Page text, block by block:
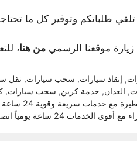
طلباتكم وتوفير كل ما
زيارة موقعنا الرسمي من هنا،
, إنقاذ سيارات, سحب سيارات, نقل
, العدان, خدمة كرين, سحب سيارات,
خدمات سريعة وقوية 24 ساعة في اليوم 92220007
24 ساعة يومياً اتصل الآن 92220007